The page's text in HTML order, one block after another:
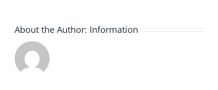
About the Author: Information